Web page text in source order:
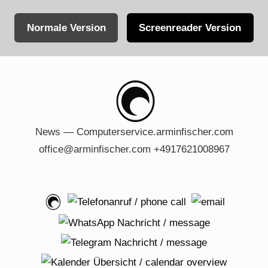
Normale Version Screenreader Version
News — Computerservice.arminfischer.com
office@arminfischer.com +4917621008967